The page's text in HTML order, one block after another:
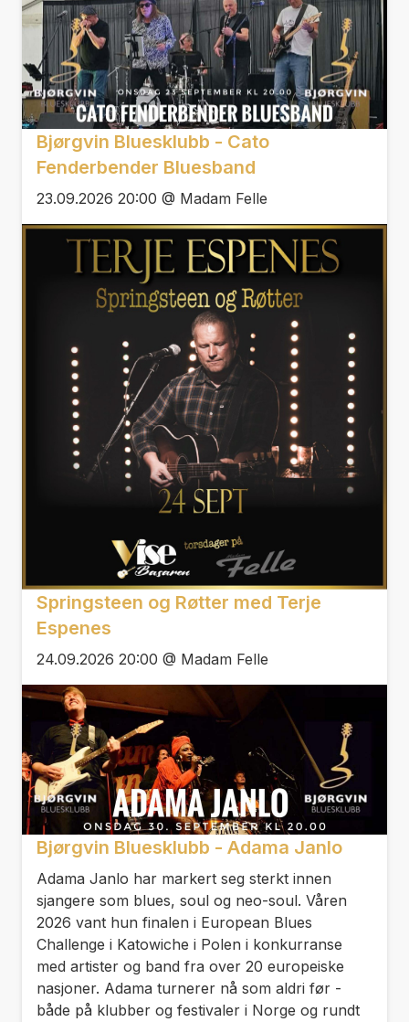
Bjørgvin Bluesklubb - Cato
Fenderbender Bluesband
23.09.2026 20:00 @ Madam Felle
Springsteen og Røtter med Terje
Espenes
24.09.2026 20:00 @ Madam Felle
Bjørgvin Bluesklubb - Adama Janlo
Adama Janlo har markert seg sterkt innen
sjangere som blues, soul og neo-soul. Våren
2026 vant hun finalen i European Blues
Challenge i Katowiche i Polen i konkurranse
med artister og band fra over 20 europeiske
nasjoner. Adama turnerer nå som aldri før -
både på klubber og festivaler i Norge og rundt